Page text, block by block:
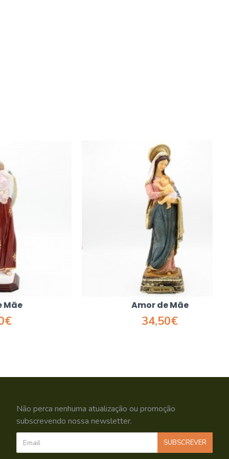
Amor de Mãe
34,50€
Não perca nenhuma atualização ou promoção
subscrevendo nossa newsletter.
SUBSCREVER